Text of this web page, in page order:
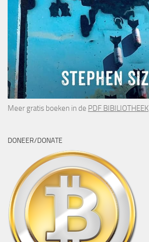
Meer gratis boeken in de PDF BIBILIOTHEEK
DONEER/DONATE